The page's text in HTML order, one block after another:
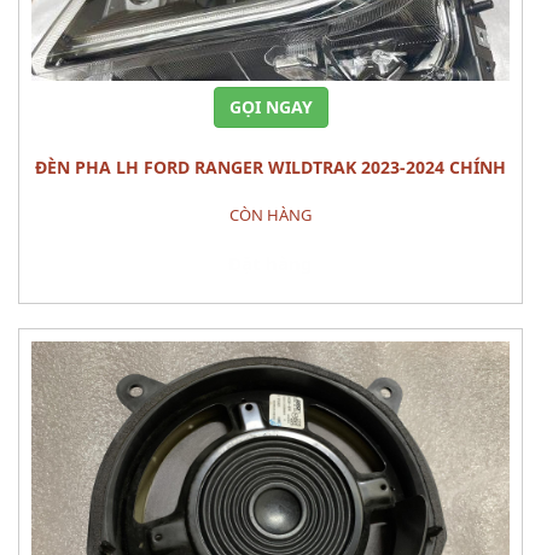
GỌI NGAY
ĐÈN PHA LH FORD RANGER WILDTRAK 2023-2024 CHÍNH
CÒN HÀNG